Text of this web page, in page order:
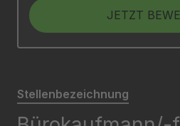
JETZT
Stellenbezeichnung